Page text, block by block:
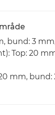
bund: 3
Top: 20
mm, bund: